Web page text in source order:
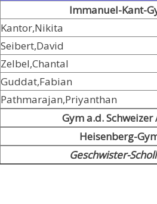
Immanuel-Kant-
Kantor,Nikita
Seibert,David
Zelbel,Chantal
Guddat,Fabian
Pathmarajan,Priyanthan
Gym a.d. Schweizer
Heisenberg-
Geschwister-